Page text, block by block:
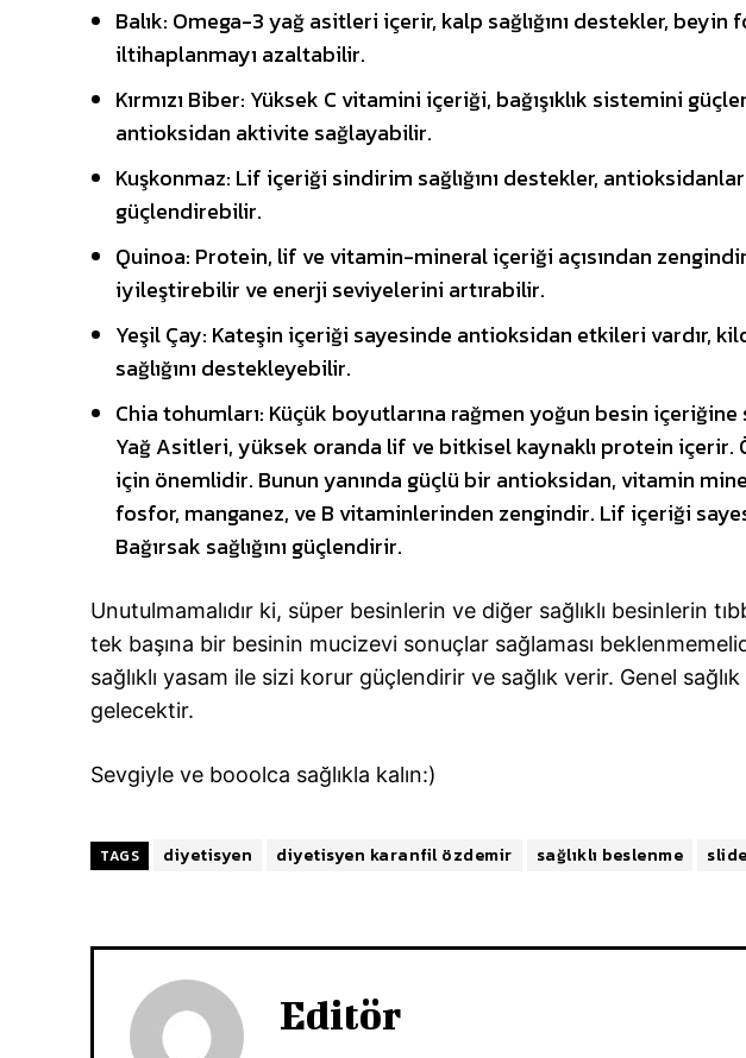
Balık: Omega-3 yağ asitleri içerir, kalp sağlığını destekler,
iltihaplanmayı azaltabilir.
Kırmızı Biber: Yüksek C vitamini içeriği, bağışıklık sistemini
antioksidan aktivite sağlayabilir.
Kuşkonmaz: Lif içeriği sindirim sağlığını destekler,
güçlendirebilir.
Quinoa: Protein, lif ve vitamin-mineral içeriği açısından
iyileştirebilir ve enerji seviyelerini artırabilir.
Yeşil Çay: Kateşin içeriği sayesinde antioksidan etkileri vardır,
sağlığını destekleyebilir.
Chia tohumları: Küçük boyutlarına rağmen yoğun besin
Yağ Asitleri, yüksek oranda lif ve bitkisel kaynaklı protein içerir.
için önemlidir. Bunun yanında güçlü bir antioksidan, vitamin
fosfor, manganez, ve B vitaminlerinden zengindir. Lif içeriği
Bağırsak sağlığını güçlendirir.
Unutulmamalıdır ki, süper besinlerin ve diğer sağlıklı besinlerin
tek başına bir besinin mucizevi sonuçlar sağlaması
sağlıklı yasam ile sizi korur güçlendirir ve sağlık verir. Genel
gelecektir.
Sevgiyle ve booolca sağlıkla kalın:)
TAGS diyetisyen diyetisyen karanfil özdemir sağlıklı beslenme slide
Editör